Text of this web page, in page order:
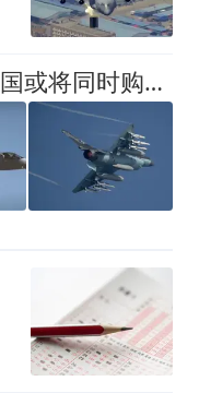
真的假的？外网称北非大国或将同时购买歼-10CE、空警-500和运-20B！